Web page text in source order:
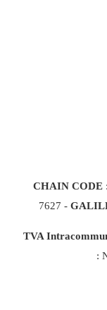
CHAIN CODE
7627 -
TVA
: